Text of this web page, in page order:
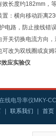
效长度约182mm，
置：横向移动距离
路，防止接线错
切换电流方向，
为双线圈或亥姆
效应实验仪
线电导率仪MKY-
联系我们
首页